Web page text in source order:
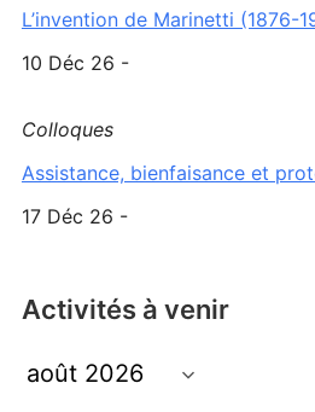
L’invention de Marinetti (1876-
10 Déc 26 -
Colloques
Assistance, bienfaisance et
17 Déc 26 -
Activités à venir